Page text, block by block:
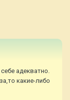
адекватно.
какие-либо